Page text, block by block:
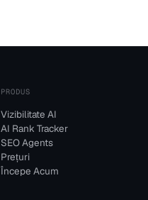
PRODUS
Vizibilitate AI
AI Rank Tracker
SEO Agents
Prețuri
Începe Acum